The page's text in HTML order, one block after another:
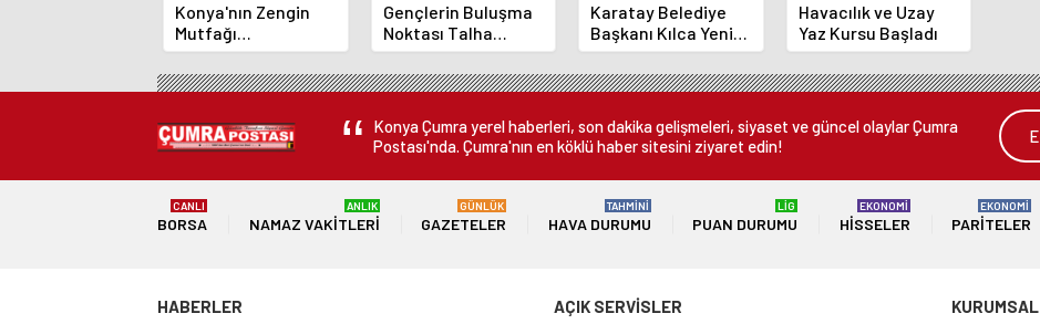
Konya'nın Zengin
Mutfağı
GastroFest'te
Tanıtılacak
Gençlerin Buluşma
Noktası Talha
Bayrakçı Akademi
Hızla Yükseliyor
Karatay Belediye
Başkanı Kılca Yeni
Projeleri Açıkladı
Havacılık ve Uzay
Yaz Kursu Başladı
Konya Çumra yerel haberleri, son dakika gelişmeleri, siyaset ve güncel olaylar Çumra
Postası'nda. Çumra'nın en köklü haber sitesini ziyaret edin!
BORSA
CANLI
NAMAZ VAKITLERI
ANLIK
GAZETELER
GÜNLÜK
HAVA DURUMU
TAHMİNİ
PUAN DURUMU
LİG
HISSELER
EKONOMİ
PARITELER
EKONOMİ
HABERLER AÇIK SERVİSLER KURUMSAL